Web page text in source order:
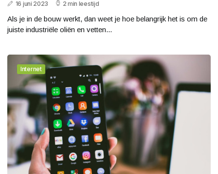
16 juni 2023 2 min leestijd
Als je in de bouw werkt, dan weet je hoe belangrijk het is om de
juiste industriële oliën en vetten...
Internet